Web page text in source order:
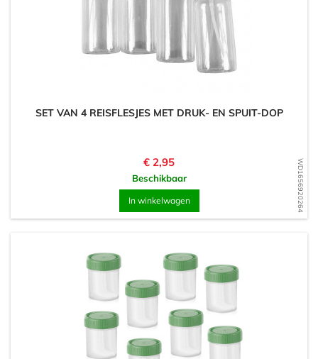
WD1656920264
SET VAN 4 REISFLESJES MET DRUK- EN SPUIT-DOP
Prijs
€ 2,95
Beschikbaar
In winkelwagen